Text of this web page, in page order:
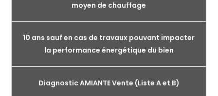
moyen de chauffage
10 ans sauf en cas de travaux pouvant impacter
la performance énergétique du bien
Diagnostic AMIANTE Vente (Liste A et B)